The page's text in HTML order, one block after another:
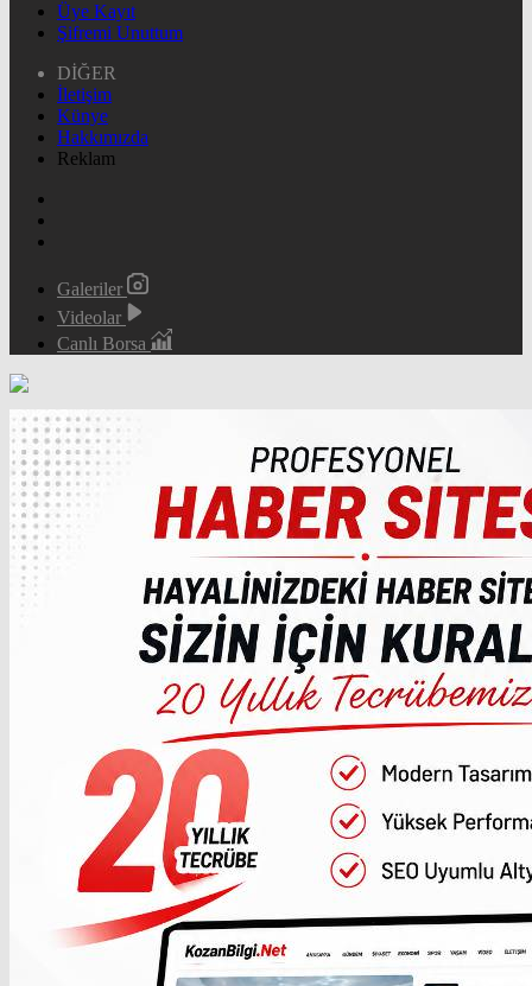
Üye Kayıt
Şifremi Unuttum
DİĞER
İletişim
Künye
Hakkımızda
Reklam
Galeriler
Videolar
Canlı Borsa